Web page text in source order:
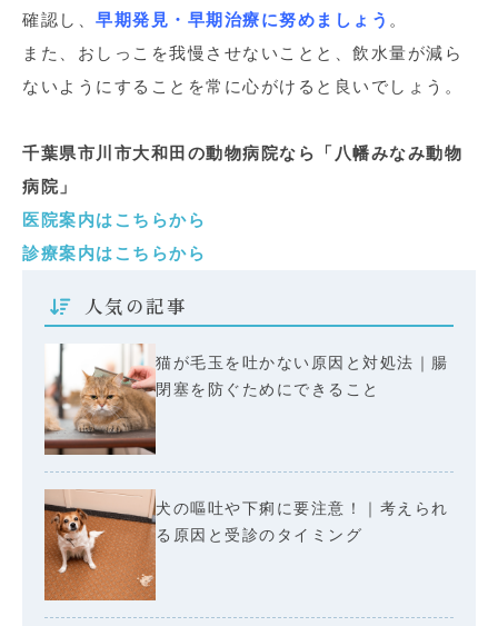
確認し、 早期発見・早期治療に努めましょう 。
また、おしっこを我慢させないことと、飲水量が減ら
ないようにすることを常に心がけると良いでしょう。
千葉県市川市大和田の動物病院なら「八幡みなみ動物
病院」
医院案内はこちらから
診療案内はこちらから
人気の記事
猫が毛玉を吐かない原因と対処法｜腸
閉塞を防ぐためにできること
犬の嘔吐や下痢に要注意！｜考えられ
る原因と受診のタイミング